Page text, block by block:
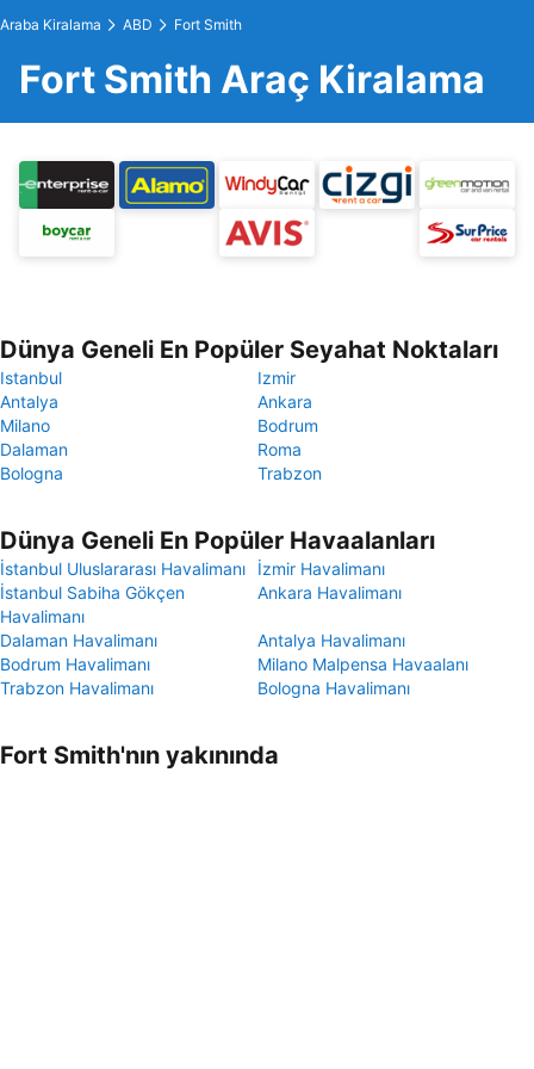
Araba Kiralama ABD Fort Smith
Fort Smith Araç Kiralama
Dünya Geneli En Popüler Seyahat Noktaları
Istanbul
Izmir
Antalya
Ankara
Milano
Bodrum
Dalaman
Roma
Bologna
Trabzon
Dünya Geneli En Popüler Havaalanları
İstanbul Uluslararası Havalimanı
İzmir Havalimanı
İstanbul Sabiha Gökçen
Havalimanı
Ankara Havalimanı
Dalaman Havalimanı
Antalya Havalimanı
Bodrum Havalimanı
Milano Malpensa Havaalanı
Trabzon Havalimanı
Bologna Havalimanı
Fort Smith'nın yakınında